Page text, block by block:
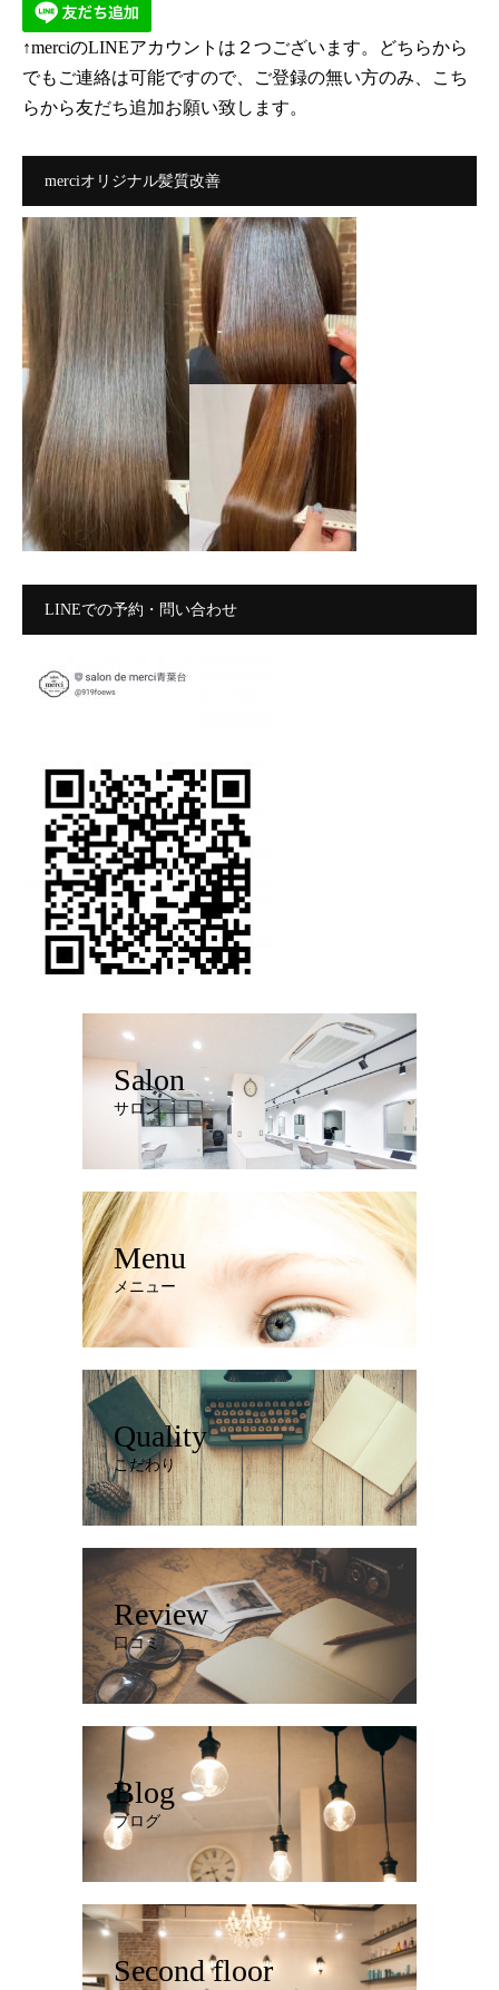
↑merciのLINEアカウントは２つございます。どちらから
でもご連絡は可能ですので、ご登録の無い方のみ、こち
らから友だち追加お願い致します。
merciオリジナル髪質改善
LINEでの予約・問い合わせ
Salon
サロン
Menu
メニュー
Quality
こだわり
Review
口コミ
Blog
ブログ
Second floor